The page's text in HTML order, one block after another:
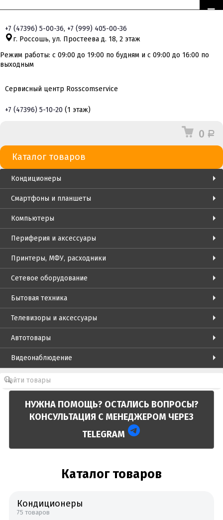
+7 (47396) 5-00-36, +7 (999) 405-00-36
г. Россошь, ул. Простеева д. 18, 2 этаж
Режим работы: с 09:00 до 19:00 по будням и с 09:00 до 16:00 по
выходным
Сервисный центр Rosscomservice
+7 (47396) 5-10-20 (1 этаж)
0 Р
Каталог товаров
Кондиционеры
Смартфоны и планшеты
Компьютеры
Периферия и аксессуары
Принтеры, МФУ, расходники
Сетевое оборудование
Бытовая техника
Телевизоры и аксессуары
Автотовары
Видеонаблюдение
НУЖНА ПОМОЩЬ? ОСТАЛИСЬ ВОПРОСЫ?
КОНСУЛЬТАЦИЯ С МЕНЕДЖЕРОМ ЧЕРЕЗ
TELEGRAM
Каталог товаров
Кондиционеры
75 товаров